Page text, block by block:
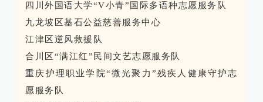
四川外国语大学“V小青”国际多语种志愿服务队
九龙坡区基石公益慈善服务中心
江津区逆风救援队
合川区“满江红”民间文艺志愿服务队
重庆护理职业学院“微光聚力”残疾人健康守护志
愿服务队